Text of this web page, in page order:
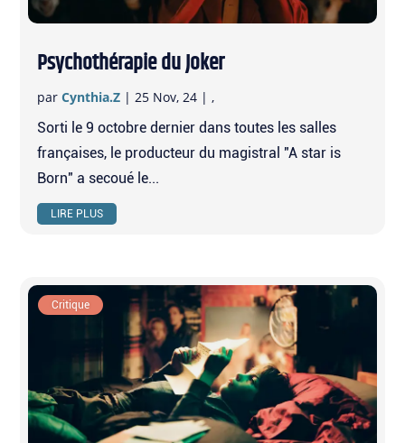
Psychothérapie du Joker
parCynthia.Z |25 Nov, 24 |,
Sorti le 9 octobre dernier dans toutes les salles
françaises, le producteur du magistral "A star is
Born" a secoué le...
LIRE PLUS
Critique